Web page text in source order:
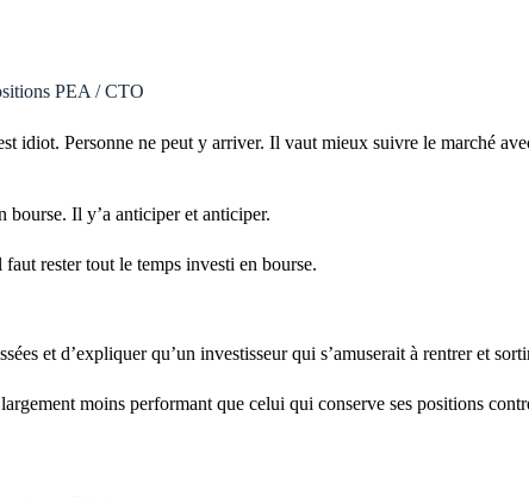
PEA / CTO
idiot. Personne ne peut y arriver. Il vaut mieux suivre le marché
bourse. Il y’a anticiper et anticiper.
rester tout le temps investi en bourse.
et d’expliquer qu’un investisseur qui s’amuserait à rentrer et
moins performant que celui qui conserve ses positions